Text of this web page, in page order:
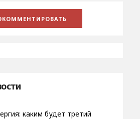
каким будет третий